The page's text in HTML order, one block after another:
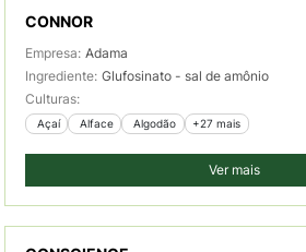
CONNOR
Empresa: Adama
Ingrediente: Glufosinato - sal de amônio
Culturas:
Açaí Alface Algodão +27 mais
Ver mais